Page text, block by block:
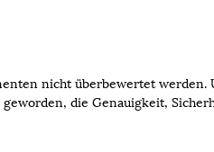
nicht überbewertet werden.
die Genauigkeit,